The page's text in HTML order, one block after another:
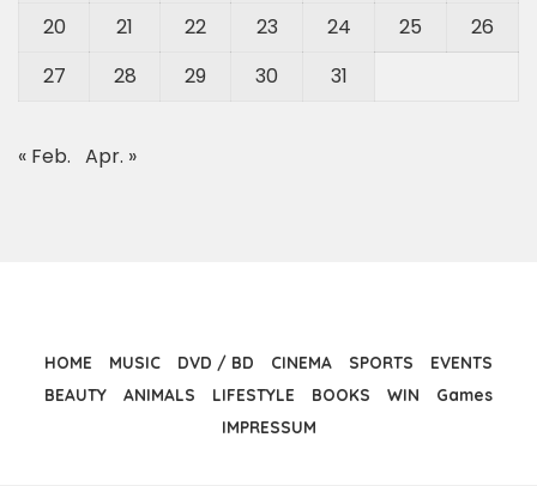
20
21 22 23 24 25
26
27
28 29 30 31
« Feb. Apr. »
HOME MUSIC DVD / BD CINEMA SPORTS
EVENTS
BEAUTY
ANIMALS LIFESTYLE BOOKS WIN
Games
IMPRESSUM